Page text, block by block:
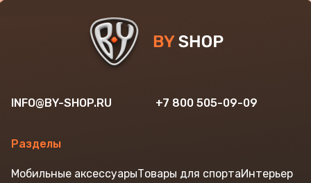
INFO@BY-SHOP.RU +7 800 505-09-09
Разделы
Мобильные аксессуарыТовары для спортаИнтерьер